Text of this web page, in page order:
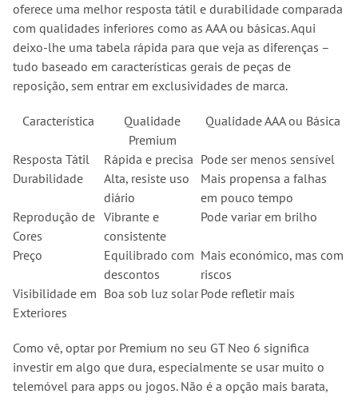
oferece uma melhor resposta tátil e durabilidade comparada
com qualidades inferiores como as AAA ou básicas. Aqui
deixo-lhe uma tabela rápida para que veja as diferenças –
tudo baseado em características gerais de peças de
reposição, sem entrar em exclusividades de marca.
Característica
Qualidade
Premium
Qualidade AAA ou Básica
Resposta Tátil Rápida e precisa Pode ser menos sensível
Durabilidade
Alta, resiste uso
diário
Mais propensa a falhas
em pouco tempo
Reprodução de
Cores
Vibrante e
consistente
Pode variar em brilho
Preço
Equilibrado com
descontos
Mais económico, mas com
riscos
Visibilidade em
Exteriores
Boa sob luz solar Pode refletir mais
Como vê, optar por Premium no seu GT Neo 6 significa
investir em algo que dura, especialmente se usar muito o
telemóvel para apps ou jogos. Não é a opção mais barata,